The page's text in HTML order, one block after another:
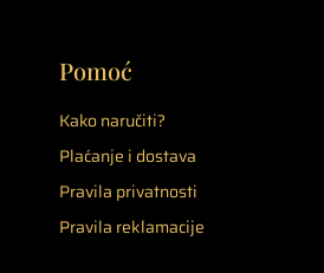
Pomoć
Kako naručiti?
Plaćanje i dostava
Pravila privatnosti
Pravila reklamacije